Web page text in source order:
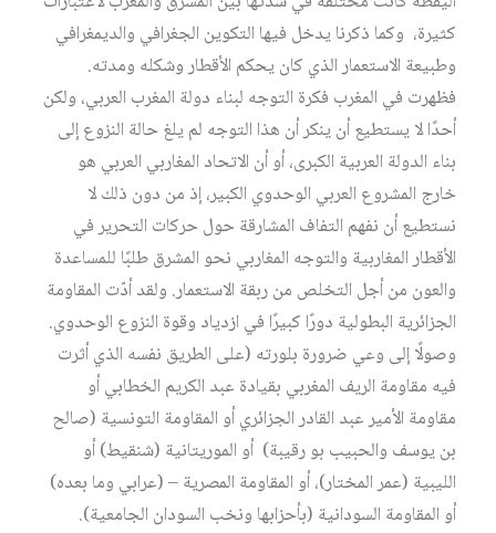
كثيرة، وكما ذكرنا يدخل فيها التكوين الجغرافي والديمغرافي
وطبيعة الاستعمار الذي كان يحكم الأقطار وشكله ومدته.
فظهرت في المغرب فكرة التوجه لبناء دولة المغرب العربي، ولكن
أحدًا لا يستطيع أن ينكر أن هذا التوجه لم يلغ حالة النزوع إلى
بناء الدولة العربية الكبرى، أو أن الاتحاد المغاربي العربي هو
خارج المشروع العربي الوحدوي الكبير، إذ من دون ذلك لا
نستطيع أن نفهم التفاف المشارقة حول حركات التحرير في
الأقطار المغاربية والتوجه المغاربي نحو المشرق طلبًا للمساعدة
والعون من أجل التخلص من ربقة الاستعمار. ولقد أدّت المقاومة
الجزائرية البطولية دورًا كبيرًا في ازدياد وقوة النزوع الوحدوي.
وصولًا إلى وعي ضرورة بلورته (على الطريق نفسه الذي أثرت
فيه مقاومة الريف المغربي بقيادة عبد الكريم الخطابي أو
مقاومة الأمير عبد القادر الجزائري أو المقاومة التونسية (صالح
بن يوسف والحبيب بو رقيبة) أو الموريتانية (شنقيط) أو
الليبية (عمر المختار)، أو المقاومة المصرية – (عرابي وما بعده)
أو المقاومة السودانية (بأحزابها ونخب السودان الجامعية).